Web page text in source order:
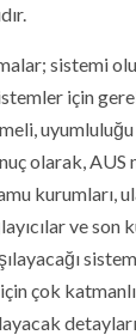
sistemi
için
olarak,
kurumları,
ve son
çok